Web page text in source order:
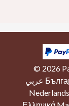
Kategorie
Přední
44x
Lidské vlasy
© 2026
عربي
Nederlands